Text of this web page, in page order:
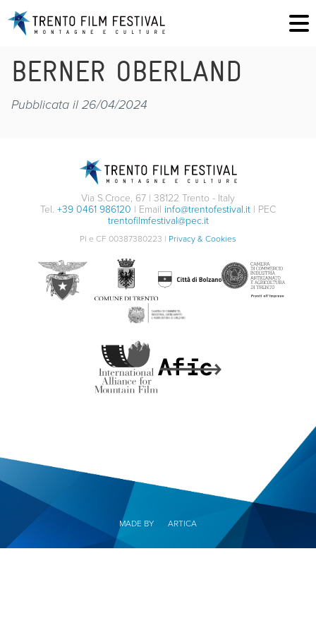
BERNER OBERLAND
Pubblicata il 26/04/2024
Via S.Croce, 67 | 38122 Trento - Italy
Tel. +39 0461 986120 | Email info@trentofestival.it | PEC
trentofilmfestival@pec.it
PI e CF 00387380223 | Privacy & Cookies
MADE BY ARTICA